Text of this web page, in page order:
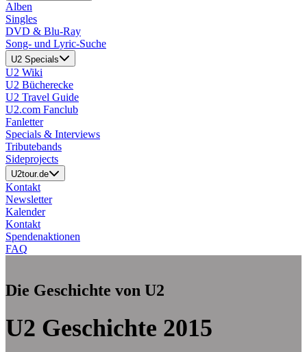
Alben
Singles
DVD & Blu-Ray
Song- und Lyric-Suche
U2 Specials
U2 Wiki
U2 Bücherecke
U2 Travel Guide
U2.com Fanclub
Fanletter
Specials & Interviews
Tributebands
Sideprojects
U2tour.de
Kontakt
Newsletter
Kalender
Kontakt
Spendenaktionen
FAQ
Die Geschichte von U2
U2 Geschichte 2015